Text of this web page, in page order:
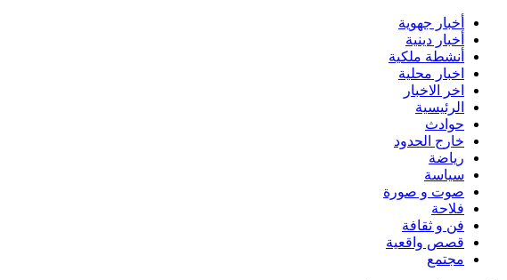
Skip
content
أخبار جهوية
أخبار دينية
أنشطة ملكية
اخبار محلية
اخر الاخبار
الرئيسية
حوادث
خارج الحدود
رياضة
سياسة
صوت و صورة
فلاحة
فن و ثقافة
قصص واقعية
مجتمع